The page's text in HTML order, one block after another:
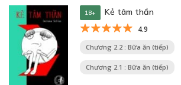
18+ Kẻ tâm thần
4.9
Chương 2.2 : Bữa ăn (tiếp)
Chương 2.1 : Bữa ăn (tiếp)